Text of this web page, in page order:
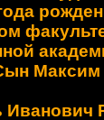
Максим
Иванович